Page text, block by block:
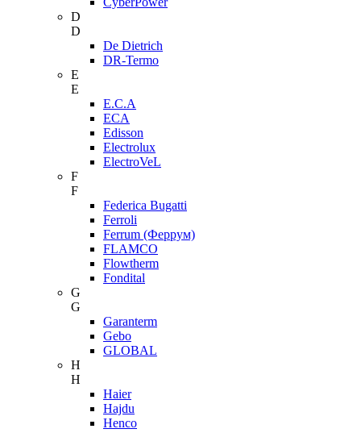
D
D
De Dietrich
DR-Termo
E
E
E.C.A
ECA
Edisson
Electrolux
ElectroVeL
F
F
Federica Bugatti
Ferroli
Ferrum (Феррум)
FLAMCO
Flowtherm
Fondital
G
G
Garanterm
Gebo
GLOBAL
H
H
Haier
Hajdu
Henco